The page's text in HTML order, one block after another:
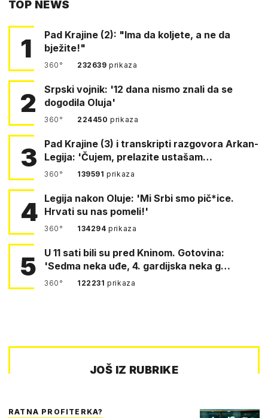
TOP NEWS
1
Pad Krajine (2): "Ima da koljete, a ne da
bježite!"
360° 232639prikaza
2
Srpski vojnik: '12 dana nismo znali da se
dogodila Oluja'
360° 224450prikaza
3
Pad Krajine (3) i transkripti razgovora Arkan-
Legija: 'Čujem, prelazite ustašam…
360° 139591prikaza
4 Legija nakon Oluje: 'Mi Srbi smo pič*ice.
Hrvati su nas pomeli!'
360° 134294prikaza
5
U 11 sati bili su pred Kninom. Gotovina:
'Sedma neka uđe, 4. gardijska neka g…
360° 122231prikaza
JOŠ IZ RUBRIKE
RATNA PROFITERKA?